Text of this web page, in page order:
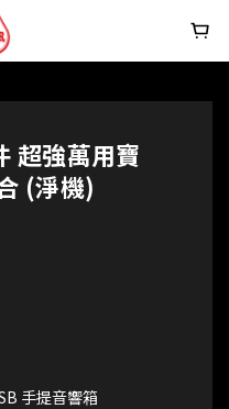
超強萬用寶
(淨機)
手提音響箱